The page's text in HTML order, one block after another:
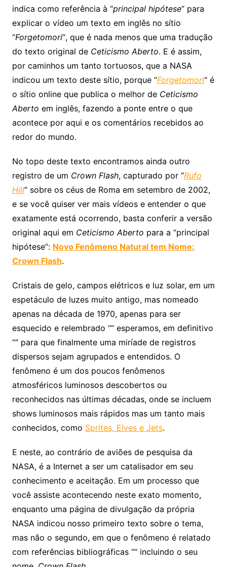
indica como referência à “principal hipótese“ para
explicar o vídeo um texto em inglês no sítio
“Forgetomori“, que é nada menos que uma tradução
do texto original de Ceticismo Aberto. E é assim,
por caminhos um tanto tortuosos, que a NASA
indicou um texto deste sítio, porque “Forgetomori“ é
o sítio online que publica o melhor de Ceticismo
Aberto em inglês, fazendo a ponte entre o que
acontece por aqui e os comentários recebidos ao
redor do mundo.
No topo deste texto encontramos ainda outro
registro de um Crown Flash, capturado por “Rufo
Hill“ sobre os céus de Roma em setembro de 2002,
e se você quiser ver mais vídeos e entender o que
exatamente está ocorrendo, basta conferir a versão
original aqui em Ceticismo Aberto para a “principal
hipótese”: Novo Fenômeno Natural tem Nome:
Crown Flash.
Cristais de gelo, campos elétricos e luz solar, em um
espetáculo de luzes muito antigo, mas nomeado
apenas na década de 1970, apenas para ser
esquecido e relembrado ““ esperamos, em definitivo
““ para que finalmente uma miríade de registros
dispersos sejam agrupados e entendidos. O
fenômeno é um dos poucos fenômenos
atmosféricos luminosos descobertos ou
reconhecidos nas últimas décadas, onde se incluem
shows luminosos mais rápidos mas um tanto mais
conhecidos, como Sprites, Elves e Jets.
E neste, ao contrário de aviões de pesquisa da
NASA, é a Internet a ser um catalisador em seu
conhecimento e aceitação. Em um processo que
você assiste acontecendo neste exato momento,
enquanto uma página de divulgação da própria
NASA indicou nosso primeiro texto sobre o tema,
mas não o segundo, em que o fenômeno é relatado
com referências bibliográficas ““ incluindo o seu